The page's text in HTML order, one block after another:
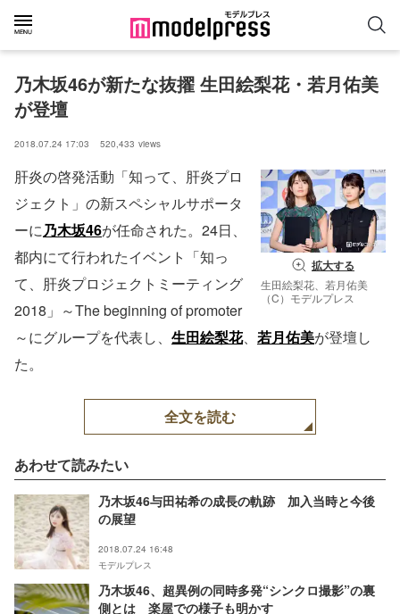
乃木坂46が新たな抜擢 生田絵梨花・若月佑美
が登壇
2018.07.24 17:03 520,433 views
拡大する
生田絵梨花、若月佑美
（C）モデルプレス
肝炎の啓発活動「知って、肝炎プロ
ジェクト」の新スペシャルサポータ
ーに乃木坂46が任命された。24日、
都内にて行われたイベント「知っ
て、肝炎プロジェクトミーティング
2018」～The beginning of promoter
～にグループを代表し、 生田絵梨花、 若月佑美が登壇し
た。
全文を読む
あわせて読みたい
乃木坂46与田祐希の成長の軌跡 加入当時と今後
の展望
2018.07.24 16:48
モデルプレス
乃木坂46、超異例の同時多発“シンクロ撮影”の裏
側とは 楽屋での様子も明かす